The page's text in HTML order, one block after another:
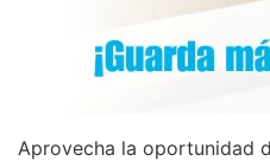
Aprovecha la oportunidad